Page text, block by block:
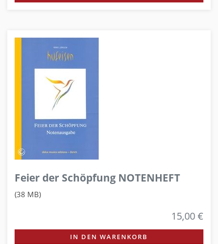
Feier der Schöpfung NOTENHEFT
(38 MB)
15,00 €
IN DEN WARENKORB